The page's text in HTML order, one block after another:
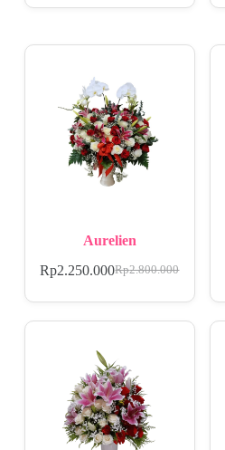
Aurelien
Rp2.800.000
Rp2.250.000